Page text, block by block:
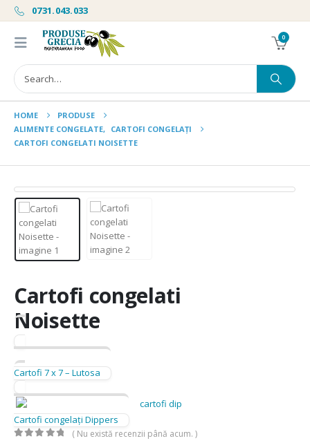
0731.043.033
0
HOME
PRODUSE
ALIMENTE CONGELATE, CARTOFI CONGELAȚI
CARTOFI CONGELATI NOISETTE
Cartofi congelati
Noisette
Cartofi 7 x 7 – Lutosa
Cartofi congelați Dippers
( Nu există recenzii până acum. )